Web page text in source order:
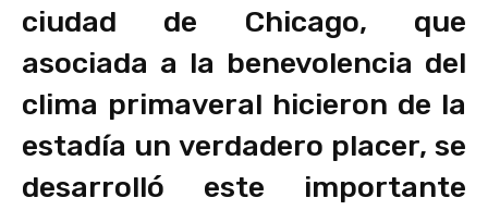
ciudad de Chicago, que
asociada a la benevolencia del
clima primaveral hicieron de la
estadía un verdadero placer, se
desarrolló este importante